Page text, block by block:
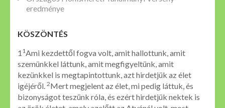
eredménye
KÖSZÖNTÉS
1 1Ami kezdettől fogva volt, amit hallottunk, amit
szemünkkel láttunk, amit megfigyeltünk, amit
kezünkkel is megtapintottunk, azt hirdetjük az élet
igéjéről. 2Mert megjelent az élet, mi pedig láttuk, és
bizonyságot teszünk róla, és ezért hirdetjük nektek is